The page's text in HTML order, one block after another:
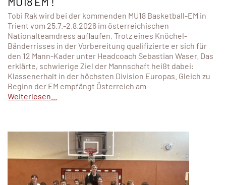
Tobi Rak wird bei der kommenden MU18 Basketball-EM in
Trient vom 25.7.-2.8.2026 im österreichischen
Nationalteamdress auflaufen. Trotz eines Knöchel-
Bänderrisses in der Vorbereitung qualifizierte er sich für
den 12 Mann-Kader unter Headcoach Sebastian Waser. Das
erklärte, schwierige Ziel der Mannschaft heißt dabei:
Klassenerhalt in der höchsten Division Europas. Gleich zu
Beginn der EM empfängt Österreich am
Weiterlesen...